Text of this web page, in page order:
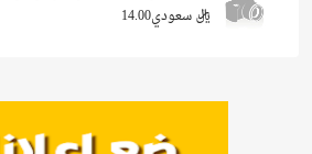
ريال سعودي14.00